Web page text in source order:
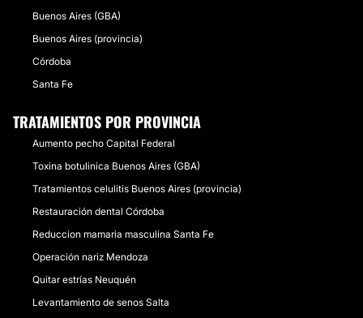
Buenos Aires (GBA)
Buenos Aires (provincia)
Córdoba
Santa Fe
TRATAMIENTOS POR PROVINCIA
Aumento pecho Capital Federal
Toxina botulinica Buenos Aires (GBA)
Tratamientos celulitis Buenos Aires (provincia)
Restauración dental Córdoba
Reduccion mamaria masculina Santa Fe
Operación nariz Mendoza
Quitar estrías Neuquén
Levantamiento de senos Salta